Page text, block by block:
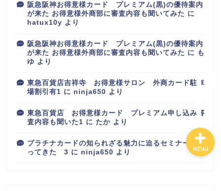
阪急阪神お得意様カード プレミアム(黒)の優待案内
が来た お得意様外商部に審査内容も聞いてみた に
hatux10y より
阪急阪神お得意様カード プレミアム(黒)の優待案内
が来た お得意様外商部に審査内容も聞いてみた に も
ゆ より
東急百貨店吉祥寺 お得意様サロン 外商カード駐車
場割引有1 に ninja650 より
東急百貨店 お得意様カード プレミアム申し込み審
査内容も聞いた1 に たか より
プラチナカードの知られざる魅力に迫るセミナーに行
ってきた 3 に ninja650 より MENU
百貨店